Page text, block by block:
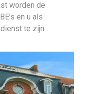
worden de
en u als
te zijn.